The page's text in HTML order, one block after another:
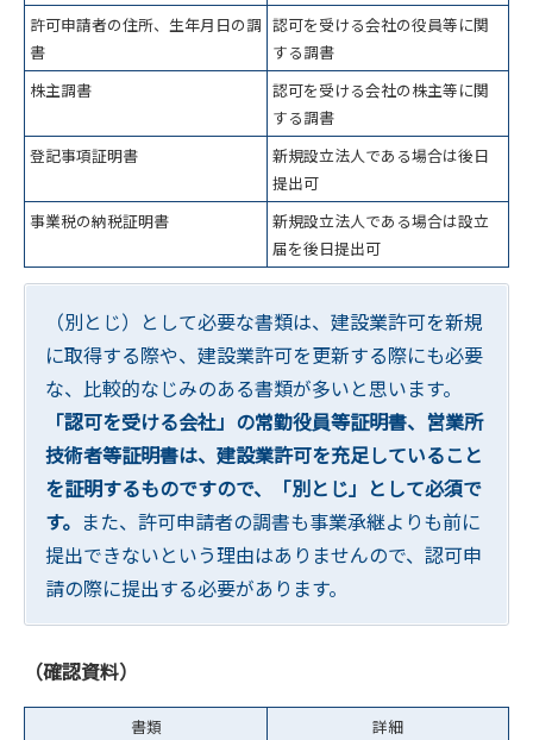
許可申請者の住所、生年月日の調
書
認可を受ける会社の役員等に関
する調書
株主調書
認可を受ける会社の株主等に関
する調書
登記事項証明書
新規設立法人である場合は後日
提出可
事業税の納税証明書
新規設立法人である場合は設立
届を後日提出可
（別とじ）として必要な書類は、建設業許可を新規
に取得する際や、建設業許可を更新する際にも必要
な、比較的なじみのある書類が多いと思います。
「認可を受ける会社」の常勤役員等証明書、営業所
技術者等証明書は、建設業許可を充足していること
を証明するものですので、「別とじ」として必須で
す。 また、許可申請者の調書も事業承継よりも前に
提出できないという理由はありませんので、認可申
請の際に提出する必要があります。
（確認資料）
書類
詳細